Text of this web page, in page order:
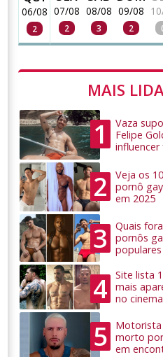
06/08
2
07/08
2
08/08
3
09/08
2
MAIS
1
Vaza
Felipe
influencer
2
Veja os
pornô
em 2025
3
Quais
pornôs
4
Site lista
mais
no cinema
5
morto
em